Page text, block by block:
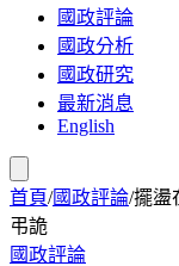
國政評論
國政分析
國政研究
最新消息
English
首頁/國政評論/擺盪
弔詭
國政評論